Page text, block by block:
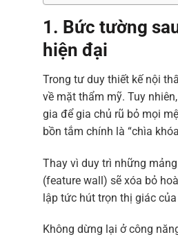
1. Bức tường
hiện đại
Trong tư duy thiết kế nội
về mặt thẩm mỹ. Tuy
gia để gia chủ rũ bỏ mọi
bồn tắm chính là “chìa
Thay vì duy trì những
(feature wall) sẽ xóa bỏ
lập tức hút trọn thị giác
Không dừng lại ở công